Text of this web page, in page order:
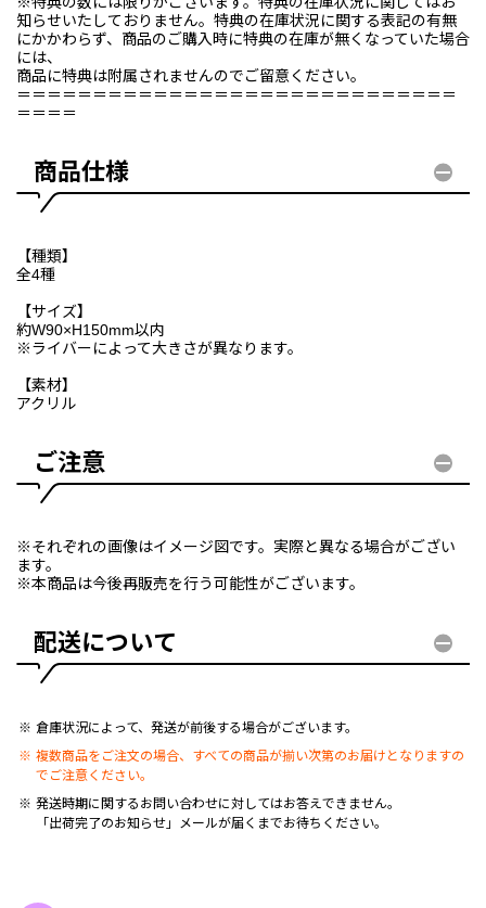
知らせいたしておりません。特典の在庫状況に関する表記の有無
にかかわらず、商品のご購入時に特典の在庫が無くなっていた場合
には、
商品に特典は附属されませんのでご留意ください。
＝＝＝＝＝＝＝＝＝＝＝＝＝＝＝＝＝＝＝＝＝＝＝＝＝＝＝＝＝
＝＝＝＝
商品仕様
【種類】
全4種
【サイズ】
約W90×H150mm以内
※ライバーによって大きさが異なります。
【素材】
アクリル
ご注意
※それぞれの画像はイメージ図です。実際と異なる場合がござい
ます。
※本商品は今後再販売を行う可能性がございます。
配送について
倉庫状況によって、発送が前後する場合がございます。
複数商品をご注文の場合、すべての商品が揃い次第のお届けとなりますの
でご注意ください。
発送時期に関するお問い合わせに対してはお答えできません。
「出荷完了のお知らせ」メールが届くまでお待ちください。